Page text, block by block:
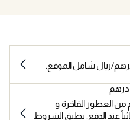
التسووق بقيمة 299 درهم/ريال شامل الموقع.
بقيمة 699 درهم من العطور الفاخرة و
عند الدفع. تطبق الشروط